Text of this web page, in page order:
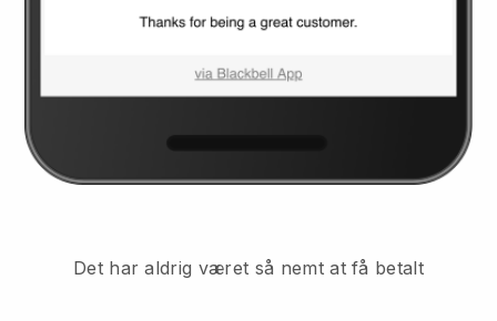
Det har aldrig været så nemt at få betalt